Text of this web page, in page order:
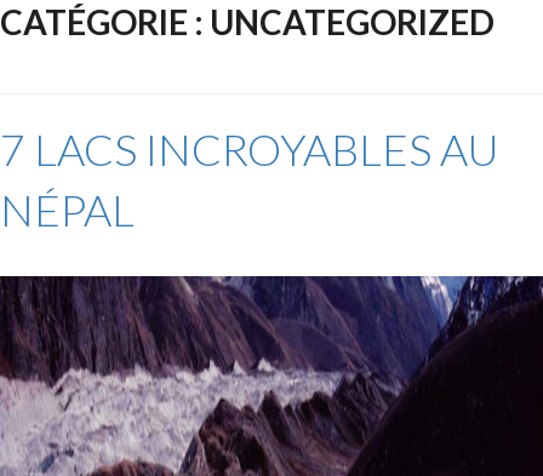
CATÉGORIE : UNCATEGORIZED
7 LACS INCROYABLES AU
NÉPAL